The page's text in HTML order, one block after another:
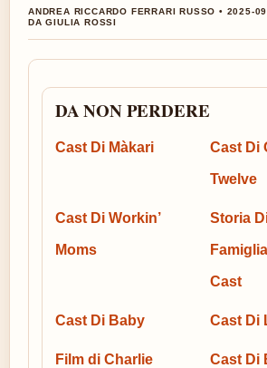
ANDREA RICCARDO FERRARI RUSSO • 2025-
DA GIULIA ROSSI
DA NON PERDERE
Cast Di Màkari Cast Di
Twelve
Cast Di Workin’
Moms
Storia
Cast
Cast Di Baby Cast Di
Film di Charlie Cast Di